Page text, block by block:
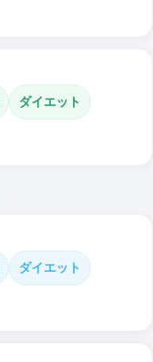
ダイエット
ダイエット